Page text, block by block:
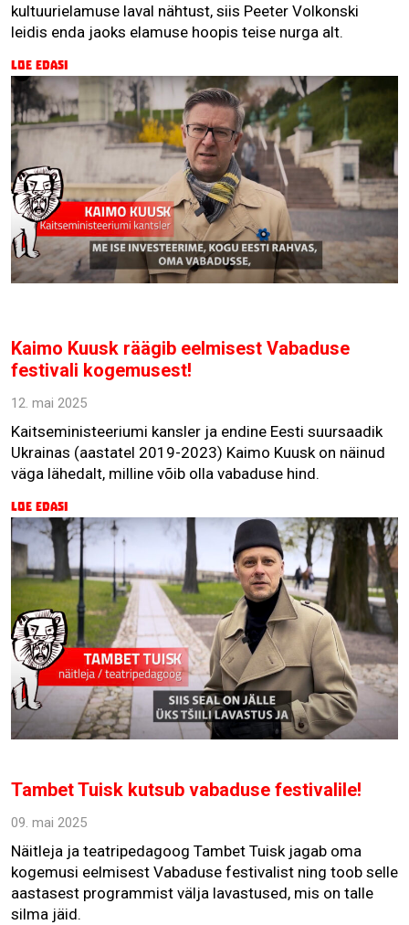
kultuurielamuse laval nähtust, siis Peeter Volkonski
leidis enda jaoks elamuse hoopis teise nurga alt.
Loe edasi
Kaimo Kuusk räägib eelmisest Vabaduse
festivali kogemusest!
12. mai 2025
Kaitseministeeriumi kansler ja endine Eesti suursaadik
Ukrainas (aastatel 2019-2023) Kaimo Kuusk on näinud
väga lähedalt, milline võib olla vabaduse hind.
Loe edasi
Tambet Tuisk kutsub vabaduse festivalile!
09. mai 2025
Näitleja ja teatripedagoog Tambet Tuisk jagab oma
kogemusi eelmisest Vabaduse festivalist ning toob selle
aastasest programmist välja lavastused, mis on talle
silma jäid.